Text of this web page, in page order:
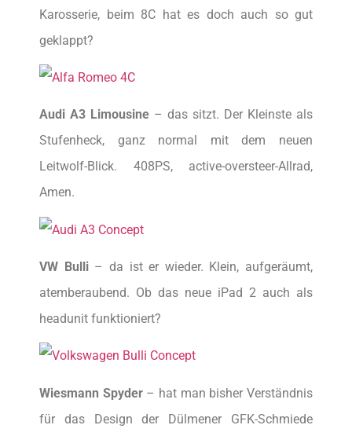
Karosserie, beim 8C hat es doch auch so gut
geklappt?
Audi A3 Limousine – das sitzt. Der Kleinste als
Stufenheck, ganz normal mit dem neuen
Leitwolf-Blick. 408PS, active-oversteer-Allrad,
Amen.
VW Bulli– da ist er wieder. Klein, aufgeräumt,
atemberaubend. Ob das neue iPad 2 auch als
headunit funktioniert?
Wiesmann Spyder– hat man bisher Verständnis
für das Design der Dülmener GFK-Schmiede